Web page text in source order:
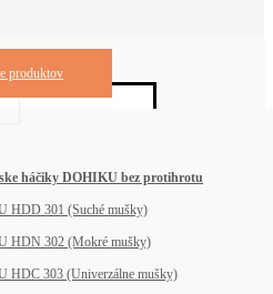
produktov
háčiky DOHIKU bez protihrotu
HDD 301 (Suché mušky)
HDN 302 (Mokré mušky)
HDC 303 (Univerzálne mušky)